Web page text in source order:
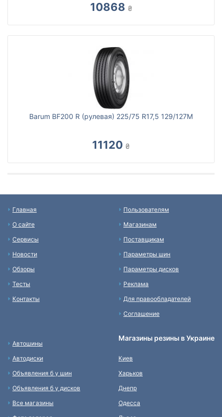
10868 ₴
Barum BF200 R (рулевая) 225/75 R17,5 129/127M
11120 ₴
Главная
О сайте
Сервисы
Новости
Обзоры
Тесты
Контакты
Пользователям
Магазинам
Поставщикам
Параметры шин
Параметры дисков
Реклама
Для правообладателей
Соглашение
Автошины
Автодиски
Объявления б у шин
Объявления б у дисков
Все магазины
Магазины резины в Украине
Киев
Харьков
Днепр
Одесса